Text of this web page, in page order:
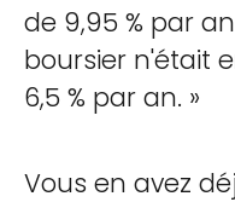
de 9,95 % par
boursier n'était
6,5 % par an. »
Vous en avez